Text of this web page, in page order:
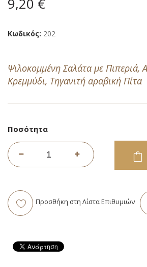
εικόνων
Κωδικός 202
Ψιλοκομμένη Σαλάτα με Πιπεριά,
Κρεμμύδι, Τηγανιτή αραβική Πίτα
Ποσότητα
Προσθήκη στη Λίστα Επιθυμιών